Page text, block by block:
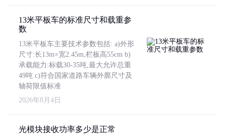
13米平板车的标准尺寸和载重参
数
13米平板车主要技术参数包括: a)外形
尺寸:长13m×宽2.45m,栏板高55cm b)
承载能力:标载30-35吨,最大允许总重
49吨 c)符合国家道路车辆外廓尺寸及
轴荷限值标准
2026年8月4日
光模块接收功率多少是正常